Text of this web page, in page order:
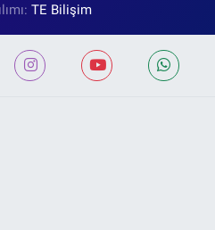
TE Bilişim